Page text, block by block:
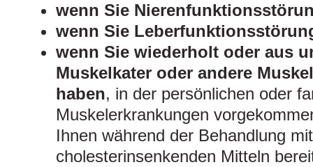
wenn Sie
wenn Sie
wenn Sie wiederholt oder aus
Muskelkater oder andere
haben, in der persönlichen oder
Muskelerkrankungen
Ihnen während der Behandlung
cholesterinsenkenden Mitteln